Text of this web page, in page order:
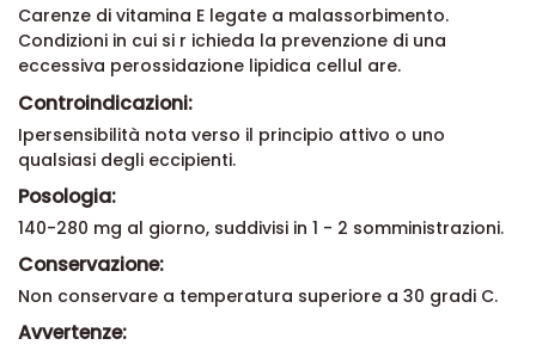
Carenze di vitamina E legate a malassorbimento.
Condizioni in cui si r ichieda la prevenzione di una
eccessiva perossidazione lipidica cellul are.
Controindicazioni:
Ipersensibilità nota verso il principio attivo o uno
qualsiasi degli eccipienti.
Posologia:
140-280 mg al giorno, suddivisi in 1 - 2 somministrazioni.
Conservazione:
Non conservare a temperatura superiore a 30 gradi C.
Avvertenze: